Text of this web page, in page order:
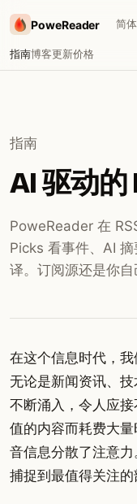
PoweReader
指南博客更新价格
简
指南
AI 驱动的
PoweReader 在
Picks 看事件、AI
译。订阅源还是你自
在这个信息时代，我
无论是新闻资讯、
不断涌入，令人应
值的内容而耗费大
音信息分散了注意
捕捉到最值得关注的